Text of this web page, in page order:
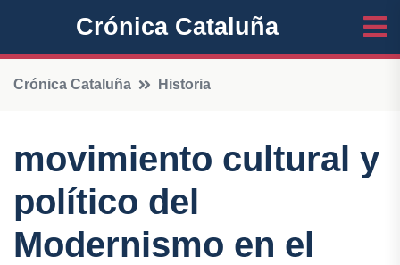
Crónica Cataluña
Crónica Cataluña Historia
movimiento cultural y
político del
Modernismo en el